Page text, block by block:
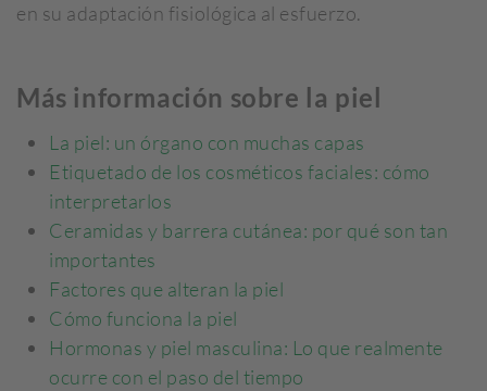
en su adaptación fisiológica al esfuerzo.
Más información sobre la piel
La piel: un órgano con muchas capas
Etiquetado de los cosméticos faciales: cómo
interpretarlos
Ceramidas y barrera cutánea: por qué son tan
importantes
Factores que alteran la piel
Cómo funciona la piel
Hormonas y piel masculina: Lo que realmente
ocurre con el paso del tiempo